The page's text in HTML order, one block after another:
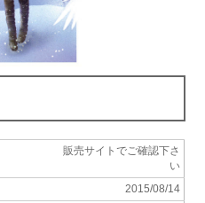
販売サイトでご確認下さ
い
2015/08/14